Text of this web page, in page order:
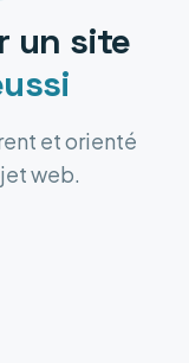
un site
et orienté
web.